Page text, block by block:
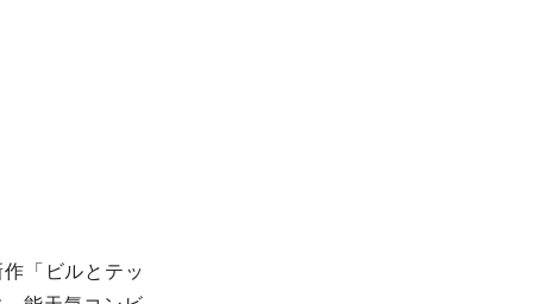
「ビルとテッ